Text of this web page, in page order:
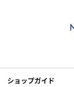
ショップガイド